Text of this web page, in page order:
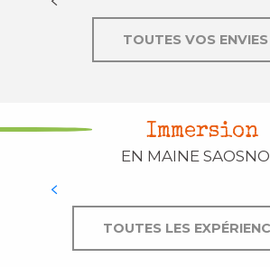
Taquiner le
TOUTES VOS ENVIES
Immersion
EN MAINE
Les enquêtes d’Amélie
Et si on allait faire une petite
Bonnétable m’a semblé être
pour profiter...
TOUTES LES